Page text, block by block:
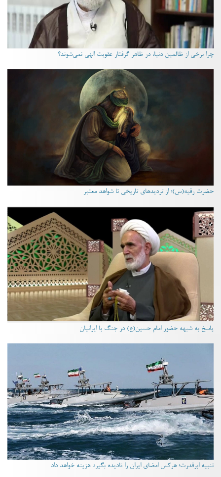
چرا برخی از ظالمین دنیا، در ظاهر گرفتار عقوبت الهی نمی‌شوند؟
حضرت رقیه(س)؛ از تردیدهای تاریخی تا شواهد معتبر
پاسخ به شبهه حضور امام حسین(ع) در جنگ با ایرانیان
تنبیه ابرقدرت؛ هرکس امضای ایران را نادیده بگیرد هزینه خواهد داد